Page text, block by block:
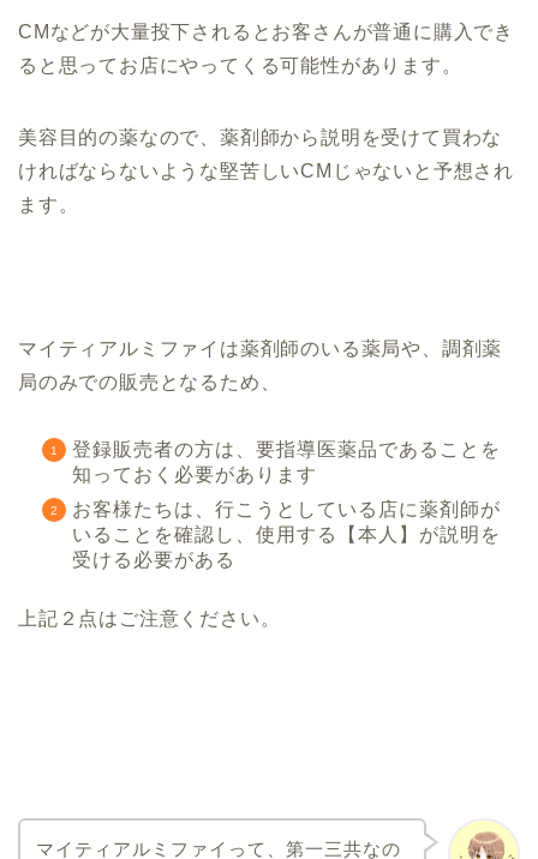
CMなどが大量投下されるとお客さんが普通に購入でき
ると思ってお店にやってくる可能性があります。
美容目的の薬なので、薬剤師から説明を受けて買わな
ければならないような堅苦しいCMじゃないと予想され
ます。
マイティアルミファイは薬剤師のいる薬局や、調剤薬
局のみでの販売となるため、
登録販売者の方は、要指導医薬品であることを
知っておく必要があります
お客様たちは、行こうとしている店に薬剤師が
いることを確認し、使用する【本人】が説明を
受ける必要がある
上記２点はご注意ください。
マイティアルミファイって、第一三共なの